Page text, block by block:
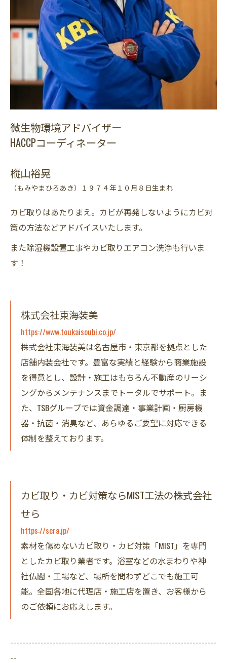
微生物環境アドバイザー
HACCPコーディネーター
樅山裕晃
（もみやまひろあき）１９７４年１０月８日生まれ
カビ取りはあたりまえ。カビが再発しないようにカビ対
策の方法などアドバイスいたします。
また除湿機設置工事やカビ取りエアコン洗浄も行いま
す！
株式会社東海装美
https://www.toukaisoubi.co.jp/
株式会社東海装美は名古屋市・東京都を拠点とした
店舗内装会社です。豊富な実績と経験から商業施設
を得意とし、設計・施工はもちろん不動産のリーシ
ングからメンテナンスまでトータルでサポート。ま
た、TSBグルーブでは資金調達・事業計画・厨房機
器・抗菌・消臭など、あらゆるご要望に対応できる
体制を整えております。
カビ取り・カビ対策ならMIST工法の株式会社
せら
https://sera.jp/
素材を傷めないカビ取り・カビ対策「MIST」を専門
としたカビ取り業者です。浴室などの水まわりや神
社仏閣・工場など、場所を問わずどこでも施工可
能。全国各地に代理店・施工店を置き、お客様から
のご依頼にお応えします。
--------------------------------------------------------------------
--